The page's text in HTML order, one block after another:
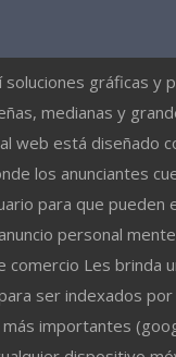
soluciones gráficas y
medianas y
web está diseñado
los anunciantes
para que pueden
personal
comercio Les brinda
ser indexados
importantes